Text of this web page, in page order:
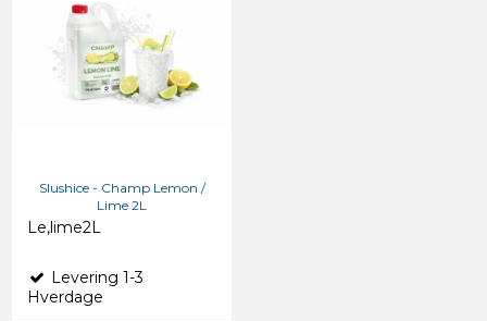
Slushice - Champ Lemon /
Lime 2L
Le,lime2L
Levering 1-3
Hverdage